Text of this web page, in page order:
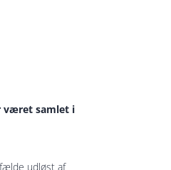
været samlet i
udløst af